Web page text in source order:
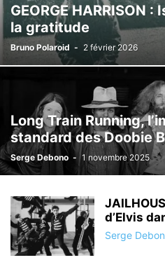
GEORGE HARRISON :
la gratitude
Bruno Polaroid - 2 février 2026
Long Train Running,
standard des Doobie
Serge Debono - 1 novembre 2025
d’Elvis
Serge